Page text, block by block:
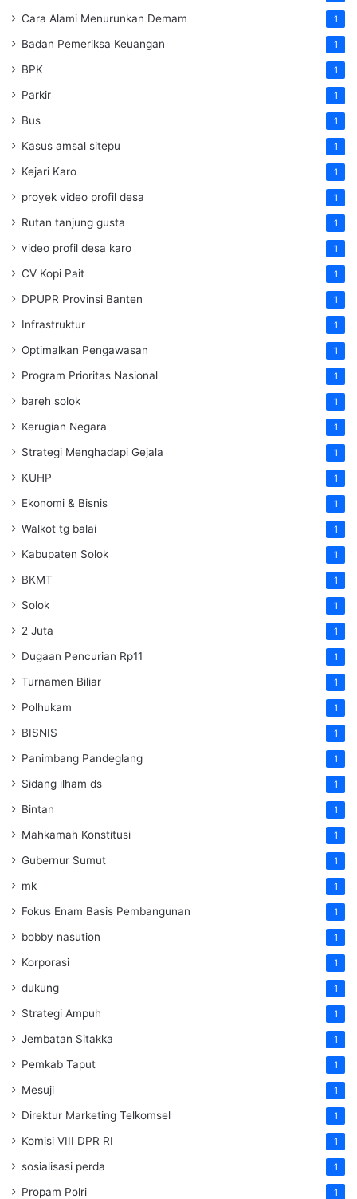
Cara Alami Menurunkan Demam 1
Badan Pemeriksa Keuangan 1
BPK 1
Parkir 1
Bus 1
Kasus amsal sitepu 1
Kejari Karo 1
proyek video profil desa 1
Rutan tanjung gusta 1
video profil desa karo 1
CV Kopi Pait 1
DPUPR Provinsi Banten 1
Infrastruktur 1
Optimalkan Pengawasan 1
Program Prioritas Nasional 1
bareh solok 1
Kerugian Negara 1
Strategi Menghadapi Gejala 1
KUHP 1
Ekonomi & Bisnis 1
Walkot tg balai 1
Kabupaten Solok 1
BKMT 1
Solok 1
2 Juta 1
Dugaan Pencurian Rp11 1
Turnamen Biliar 1
Polhukam 1
BISNIS 1
Panimbang Pandeglang 1
Sidang ilham ds 1
Bintan 1
Mahkamah Konstitusi 1
Gubernur Sumut 1
mk 1
Fokus Enam Basis Pembangunan 1
bobby nasution 1
Korporasi 1
dukung 1
Strategi Ampuh 1
Jembatan Sitakka 1
Pemkab Taput 1
Mesuji 1
Direktur Marketing Telkomsel 1
Komisi VIII DPR RI 1
sosialisasi perda 1
Propam Polri 1